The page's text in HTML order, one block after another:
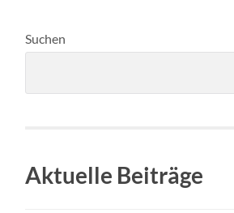
Suchen
Aktuelle Beiträge